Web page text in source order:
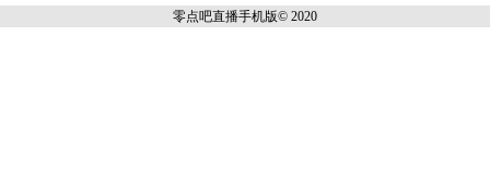
零点吧直播手机版© 2020